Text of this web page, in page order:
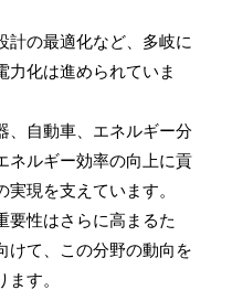
計の最適化など、多岐に
力化は進められていま
、自動車、エネルギー分
ネルギー効率の向上に貢
現を支えています。
要性はさらに高まるた
けて、この分野の動向を
す。